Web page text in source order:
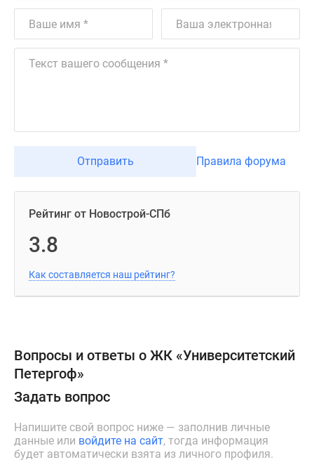
Отправить Правила форума
Рейтинг от Новострой-СПб
3.8
Как составляется наш рейтинг?
Вопросы и ответы о ЖК «Университетский
Петергоф»
Задать вопрос
Напишите свой вопрос ниже — заполнив личные
данные или войдите на сайт, тогда информация
будет автоматически взята из личного профиля.